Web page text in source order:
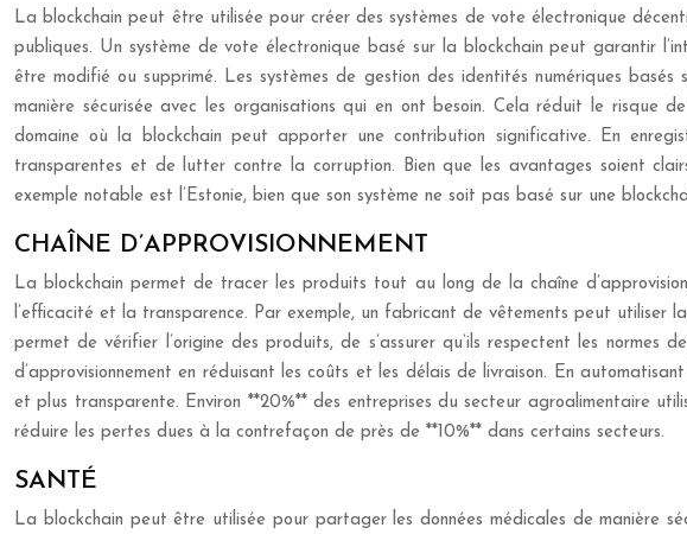
La blockchain peut être utilisée pour créer des systèmes de vote électronique
publiques. Un système de vote électronique basé sur la blockchain peut garantir
être modifié ou supprimé. Les systèmes de gestion des identités numériques
manière sécurisée avec les organisations qui en ont besoin. Cela réduit le risque
domaine où la blockchain peut apporter une contribution significative. En
transparentes et de lutter contre la corruption. Bien que les avantages soient
exemple notable est l’Estonie, bien que son système ne soit pas basé sur une
CHAÎNE D’APPROVISIONNEMENT
La blockchain permet de tracer les produits tout au long de la chaîne
l’efficacité et la transparence. Par exemple, un fabricant de vêtements peut utiliser
permet de vérifier l’origine des produits, de s’assurer qu’ils respectent les
d’approvisionnement en réduisant les coûts et les délais de livraison. En
et plus transparente. Environ **20%** des entreprises du secteur agroalimentaire
réduire les pertes dues à la contrefaçon de près de **10%** dans certains secteurs.
SANTÉ
La blockchain peut être utilisée pour partager les données médicales de manière